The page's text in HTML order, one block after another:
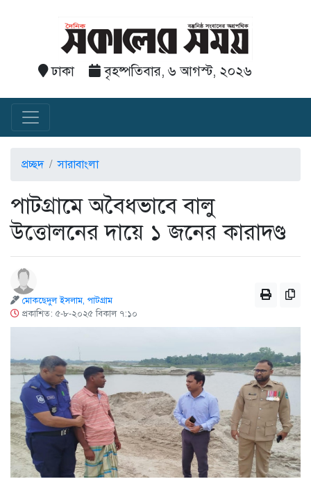
ঢাকা বৃহষ্পতিবার, ৬ আগস্ট, ২০২৬
প্রচ্ছদ সারাবাংলা
পাটগ্রামে অবৈধভাবে বালু
উত্তোলনের দায়ে ১ জনের কারাদণ্ড
মোকছেদুল ইসলাম, পাটগ্রাম
প্রকাশিত: ৫-৮-২০২৫ বিকাল ৭:১০